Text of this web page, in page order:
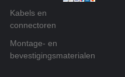
Kabels en
connectoren
Montage- en
bevestigingsmaterialen